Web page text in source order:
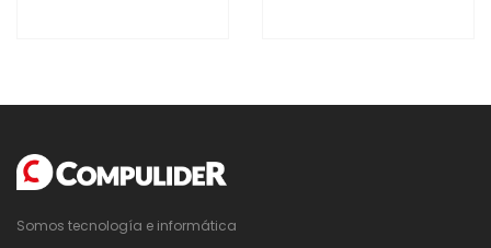
Somos tecnología e informática